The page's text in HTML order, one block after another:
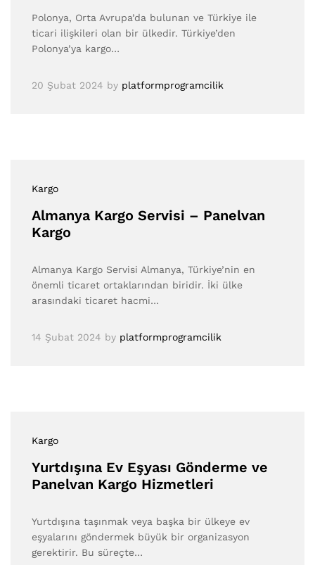
Polonya, Orta Avrupa’da bulunan ve Türkiye ile
ticari ilişkileri olan bir ülkedir. Türkiye’den
Polonya’ya kargo…
20 Şubat 2024 by platformprogramcilik
Kargo
Almanya Kargo Servisi – Panelvan
Kargo
Almanya Kargo Servisi Almanya, Türkiye’nin en
önemli ticaret ortaklarından biridir. İki ülke
arasındaki ticaret hacmi…
14 Şubat 2024 by platformprogramcilik
Kargo
Yurtdışına Ev Eşyası Gönderme ve
Panelvan Kargo Hizmetleri
Yurtdışına taşınmak veya başka bir ülkeye ev
eşyalarını göndermek büyük bir organizasyon
gerektirir. Bu süreçte…